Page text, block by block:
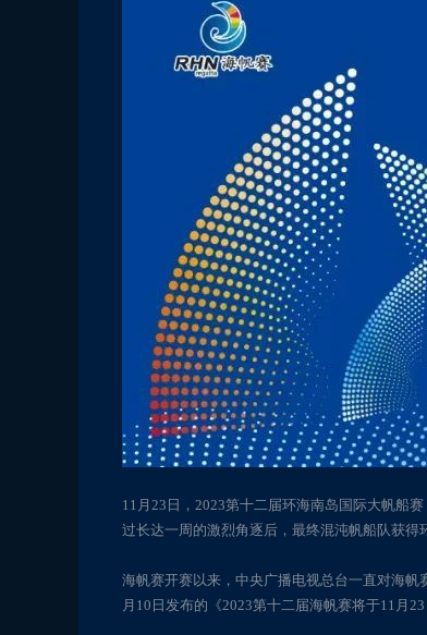
11月23日，2023第十二届环海南岛国际大帆船
过长达一周的激烈角逐后，最终混沌帆船队获得
海帆赛开赛以来，中央广播电视总台一直对海
月10日发布的《2023第十二届海帆赛将于11月